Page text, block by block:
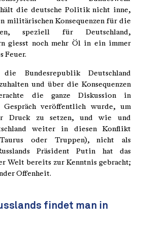
hält die deutsche Politik nicht inne,
militärischen Konsequenzen für die
speziell für Deutschland,
giesst noch mehr Öl in ein immer
Feuer.
Bundesrepublik Deutschland
und über die Konsequenzen
die ganze Diskussion in
Gespräch veröffentlich wurde, um
Druck zu setzen, und wie und
weiter in diesen Konflikt
oder Truppen), nicht als
Präsident Putin hat das
Welt bereits zur Kenntnis gebracht;
Offenheit.
findet man in